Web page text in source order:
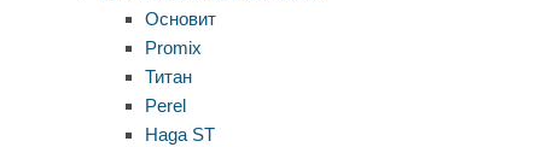
Основит
Promix
Титан
Perel
Haga ST